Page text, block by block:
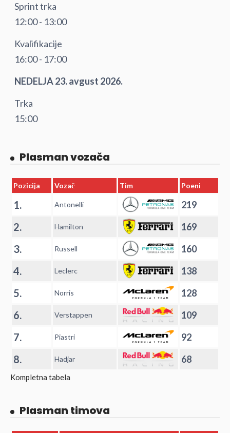
Sprint trka
12:00 - 13:00
Kvalifikacije
16:00 - 17:00
NEDELJA 23. avgust 2026.
Trka
15:00
Plasman vozača
Pozicija Vozač Tim Poeni
1. Antonelli 219
2. Hamilton 169
3. Russell 160
4. Leclerc 138
5. Norris 128
6. Verstappen 109
7. Piastri 92
8. Hadjar 68
Kompletna tabela
Plasman timova